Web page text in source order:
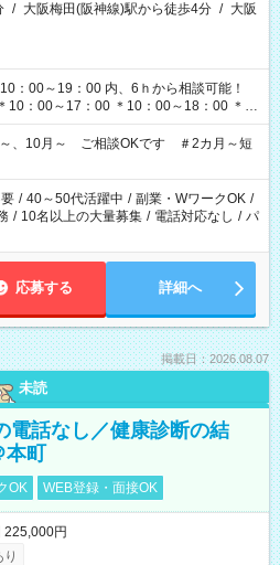
/ 大阪梅田(阪神線)駅から徒歩4分 / 大阪
：00～19：00 内、6ｈから相談可能！
10：00～17：00 ＊10：00～18：00 ＊
：00～19：00 ＊13：00～19：00
～、10月～ ご相談OKです ＃2カ月～短
/ 40～50代活躍中 / 副業・WワークOK /
/ 10名以上の大量募集 / 電話対応なし / パ
応募する 詳細へ
掲載日：2026.08.07
未読
電話なし／健康診断の結
本町
OK WEB登録・面接OK
円